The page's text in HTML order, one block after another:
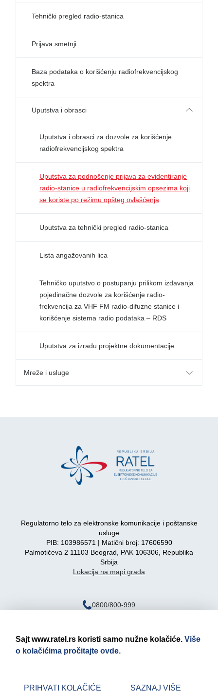
Tehnički pregled radio-stanica
Prijava smetnji
Baza podataka o korišćenju radiofrekvencijskog
spektra
Uputstva i obrasci
Uputstva i obrasci za dozvole za korišćenje
radiofrekvencijskog spektra
Uputstva za podnošenje prijava za evidentiranje
radio-stanice u radiofrekvencijskim opsezima koji
se koriste po režimu opšteg ovlašćenja
Uputstva za tehnički pregled radio-stanica
Lista angažovanih lica
Tehničko uputstvo o postupanju prilikom izdavanja
pojedinačne dozvole za korišćenje radio-
frekvencija za VHF FM radio-difuzne stanice i
korišćenje sistema radio podataka – RDS
Uputstva za izradu projektne dokumentacije
Mreže i usluge
Regulatorno telo za elektronske komunikacije i poštanske
usluge
PIB: 103986571 | Matični broj: 17606590
Palmotićeva 2 11103 Beograd, PAK 106306, Republika
Srbija
Lokacija na mapi grada
0800/800-999
Pravno obaveštenje Politika privatnosti
Sajt www.ratel.rs koristi samo nužne kolačiće. Više
o kolačićima pročitajte ovde.
PRIHVATI KOLAČIĆE SAZNAJ VIŠE